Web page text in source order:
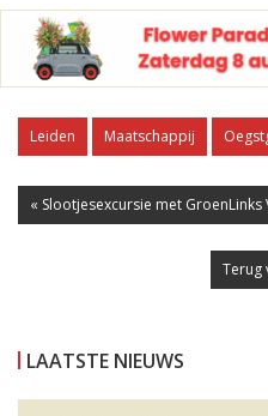
Leiden Maatschappij
« Slootjesexcursie met
Terug
LAATSTE NIEUWS